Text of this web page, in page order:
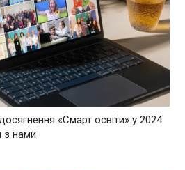
«Смарт освіти» у 2024
з нами